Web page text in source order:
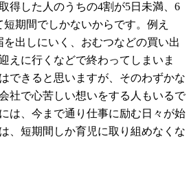
得した人のうちの4割が5日未満、6
期間でしかないからです。例え
出しにいく、おむつなどの買い出
えに行くなどで終わってしまいま
できると思いますが、そのわずかな
社で心苦しい想いをする人もいるで
は、今まで通り仕事に励む日々が始
、短期間しか育児に取り組めなくな